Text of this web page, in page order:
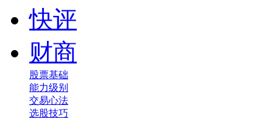
快评
财商
股票基础
能力级别
交易心法
选股技巧